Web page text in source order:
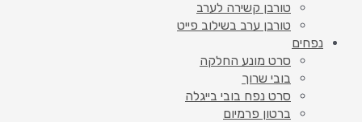
טורבן קשירה לערב
טורבן ערב בשילוב פייט
נפחים
סרט מונע החלקה
בובי שרוך
סרט נפח בובי בייגלה
ברטון פרמיום